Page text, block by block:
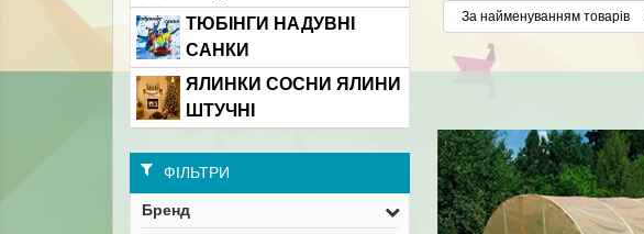
ТЮБІНГИ НАДУВНІ
САНКИ
ЯЛИНКИ СОСНИ ЯЛИНИ
ШТУЧНІ
ФІЛЬТРИ
Бренд